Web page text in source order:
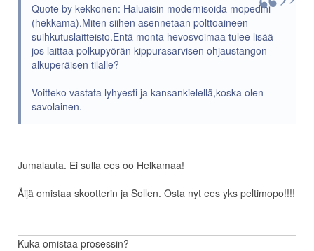
Quote by kekkonen: Haluaisin modernisoida mopedini
(hekkama).Miten siihen asennetaan polttoaineen
suihkutuslaitteisto.Entä monta hevosvoimaa tulee lisää
jos laittaa polkupyörän kippurasarvisen ohjaustangon
alkuperäisen tilalle?
Voitteko vastata lyhyesti ja kansankielellä,koska olen
savolainen.
Jumalauta. Ei sulla ees oo Helkamaa!
Äijä omistaa skootterin ja Sollen. Osta nyt ees yks peltimopo!!!!
Kuka omistaa prosessin?